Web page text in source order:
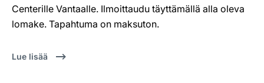
Centerille Vantaalle. Ilmoittaudu täyttämällä alla oleva
lomake. Tapahtuma on maksuton.
Lue lisää